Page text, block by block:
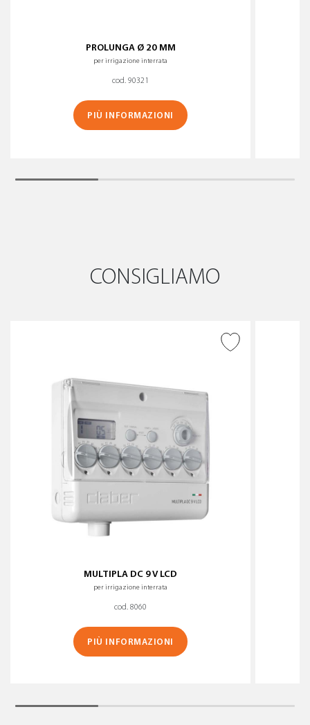
PROLUNGA Ø 20 MM
per irrigazione interrata
cod. 90321
PIÙ INFORMAZIONI
CONSIGLIAMO
MULTIPLA DC 9 V LCD
per irrigazione interrata
cod. 8060
PIÙ INFORMAZIONI